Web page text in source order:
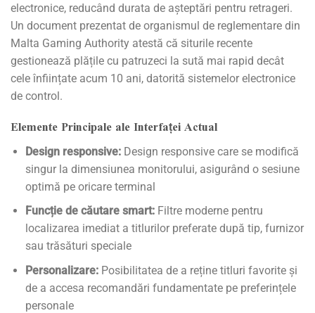
electronice, reducând durata de așteptări pentru retrageri.
Un document prezentat de organismul de reglementare din
Malta Gaming Authority atestă că siturile recente
gestionează plățile cu patruzeci la sută mai rapid decât
cele înființate acum 10 ani, datorită sistemelor electronice
de control.
Elemente Principale ale Interfaței Actual
Design responsive:Design responsive care se modifică
singur la dimensiunea monitorului, asigurând o sesiune
optimă pe oricare terminal
Funcție de căutare smart:Filtre moderne pentru
localizarea imediat a titlurilor preferate după tip, furnizor
sau trăsături speciale
Personalizare:Posibilitatea de a reține titluri favorite și
de a accesa recomandări fundamentate pe preferințele
personale